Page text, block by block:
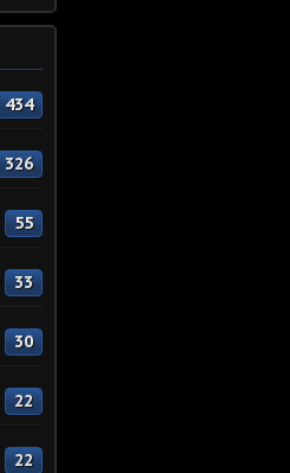
434
326
55
33
30
22
22